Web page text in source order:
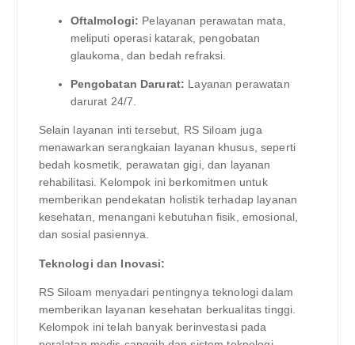
Oftalmologi: Pelayanan perawatan mata,
meliputi operasi katarak, pengobatan
glaukoma, dan bedah refraksi.
Pengobatan Darurat: Layanan perawatan
darurat 24/7.
Selain layanan inti tersebut, RS Siloam juga
menawarkan serangkaian layanan khusus, seperti
bedah kosmetik, perawatan gigi, dan layanan
rehabilitasi. Kelompok ini berkomitmen untuk
memberikan pendekatan holistik terhadap layanan
kesehatan, menangani kebutuhan fisik, emosional,
dan sosial pasiennya.
Teknologi dan Inovasi:
RS Siloam menyadari pentingnya teknologi dalam
memberikan layanan kesehatan berkualitas tinggi.
Kelompok ini telah banyak berinvestasi pada